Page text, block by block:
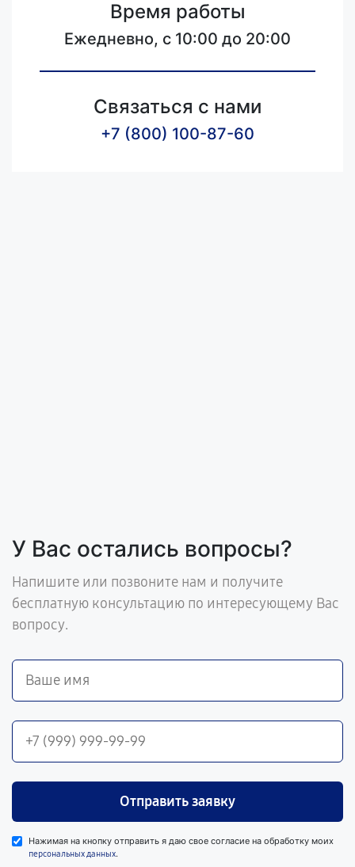
Время работы
Ежедневно, с 10:00 до 20:00
Связаться с нами
+7 (800) 100-87-60
У Вас остались вопросы?
Напишите или позвоните нам и получите
бесплатную консультацию по интересующему Вас
вопросу.
Отправить заявку
Нажимая на кнопку отправить я даю свое согласие на обработку моих
персональных данных.